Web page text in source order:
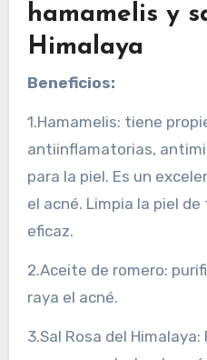
hamamelis y
Himalaya
Beneficios:
1.Hamamelis: tiene
antiinflamatorias,
para la piel. Es un
el acné. Limpia la piel
eficaz.
2.Aceite de romero:
raya el acné.
3.Sal Rosa del